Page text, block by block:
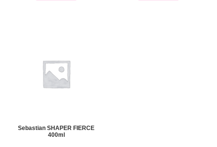
Sebastian SHAPER FIERCE
400ml